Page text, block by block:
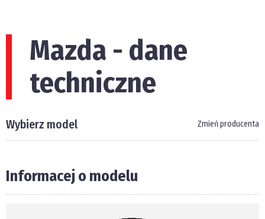
Mazda - dane
techniczne
Wybierz model Zmień producenta
Informacej o modelu